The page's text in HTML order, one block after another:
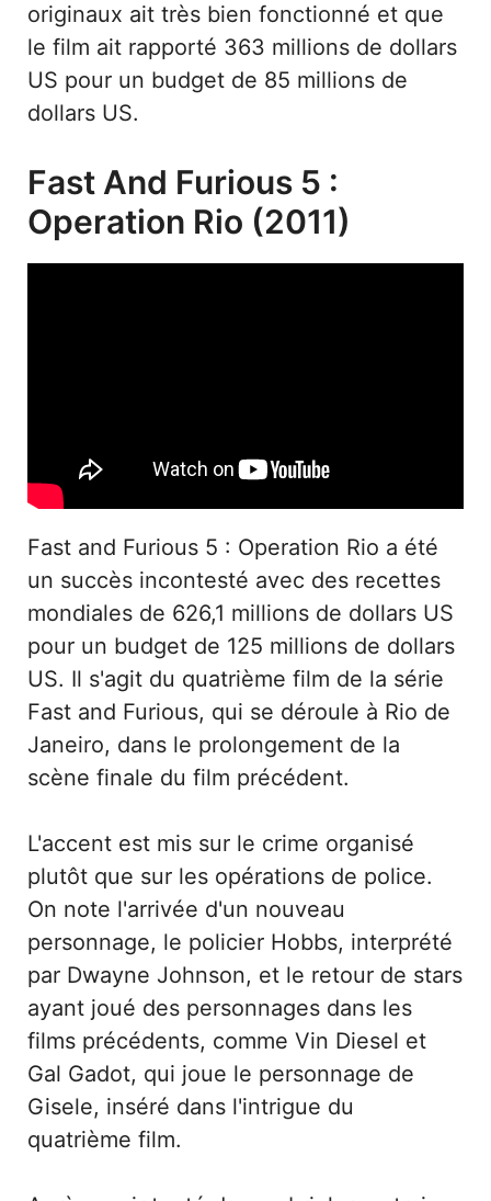
originaux ait très bien fonctionné et que
le film ait rapporté 363 millions de dollars
US pour un budget de 85 millions de
dollars US.
Fast And Furious 5 :
Operation Rio (2011)
Fast and Furious 5 : Operation Rio a été
un succès incontesté avec des recettes
mondiales de 626,1 millions de dollars US
pour un budget de 125 millions de dollars
US. Il s'agit du quatrième film de la série
Fast and Furious, qui se déroule à Rio de
Janeiro, dans le prolongement de la
scène finale du film précédent.
L'accent est mis sur le crime organisé
plutôt que sur les opérations de police.
On note l'arrivée d'un nouveau
personnage, le policier Hobbs, interprété
par Dwayne Johnson, et le retour de stars
ayant joué des personnages dans les
films précédents, comme Vin Diesel et
Gal Gadot, qui joue le personnage de
Gisele, inséré dans l'intrigue du
quatrième film.